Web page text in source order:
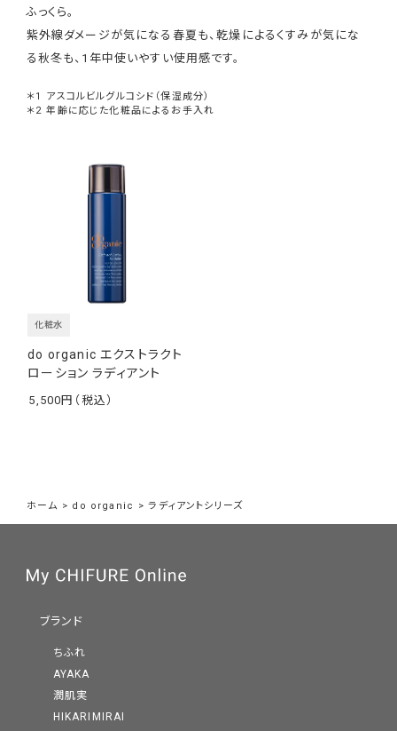
ふっくら。
紫外線ダメージが気になる春夏も、乾燥によるくすみが気にな
る秋冬も、1年中使いやすい使用感です。
アスコルビルグルコシド（保湿成分）
年齢に応じた化粧品によるお手入れ
do organic エクストラクト
ローション ラディアント
化粧水
5,500
ホーム > do organic >ラディアントシリーズ
ブランド
ちふれ
AYAKA
潤肌実
HIKARIMIRAI